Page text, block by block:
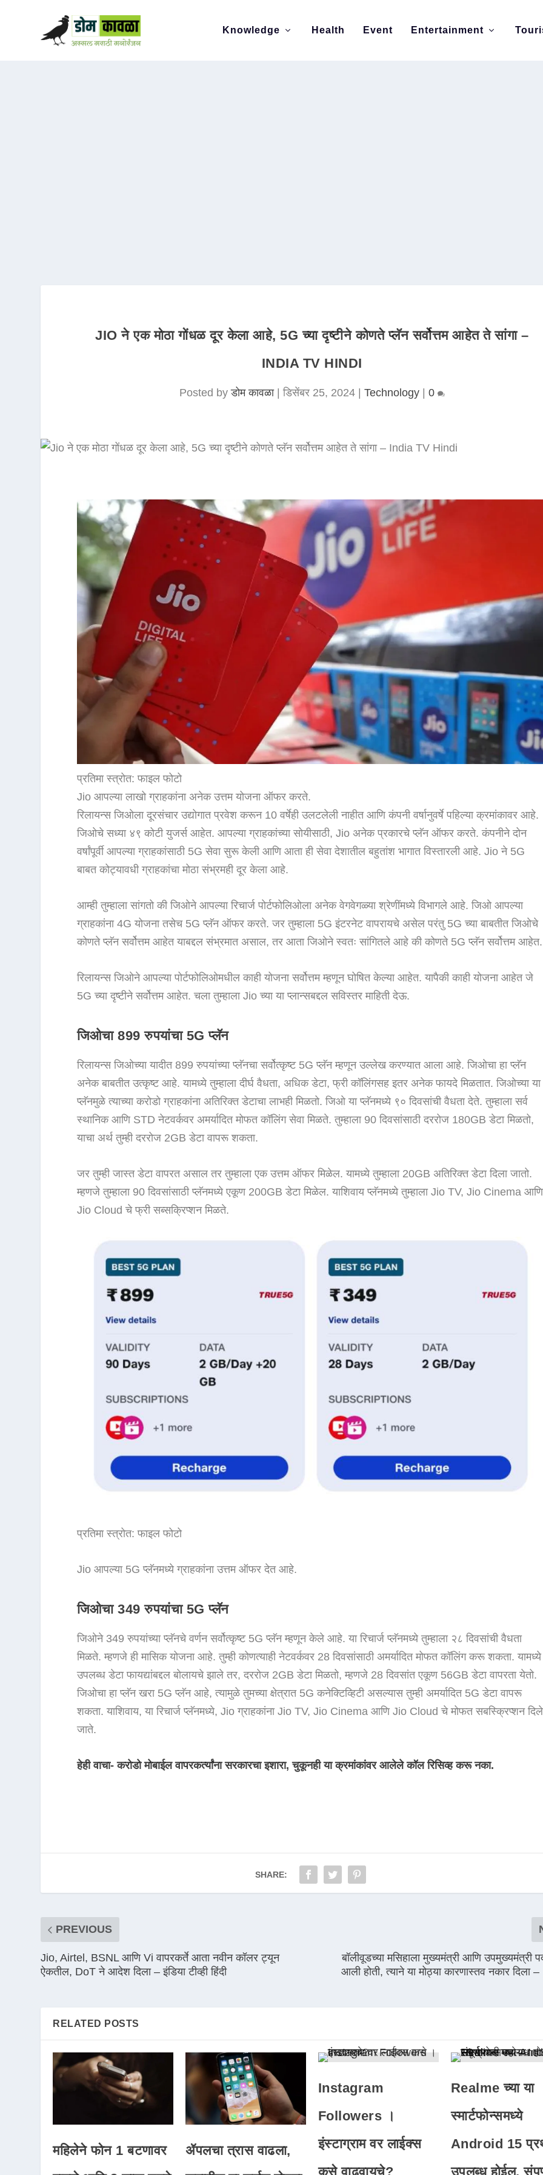
Knowledge Health Event Entertainment
JIO ने एक मोठा गोंधळ दूर केला आहे, 5G च्या दृष्टीने कोणते प्लॅन सर्वोत्तम आहेत ते सांगा –
INDIA TV HINDI
Posted byडोम कावळा|डिसेंबर 25, 2024| Technology| 0
प्रतिमा स्त्रोत: फाइल फोटो
Jio आपल्या लाखो ग्राहकांना अनेक उत्तम योजना ऑफर करते.
रिलायन्स जिओला दूरसंचार उद्योगात प्रवेश करून 10 वर्षेही उलटलेली नाहीत आणि कंपनी वर्षानुवर्षे पहिल्या क्रमांकावर आहे.
जिओचे सध्या ४९ कोटी युजर्स आहेत. आपल्या ग्राहकांच्या सोयीसाठी, Jio अनेक प्रकारचे प्लॅन ऑफर करते. कंपनीने दोन
वर्षांपूर्वी आपल्या ग्राहकांसाठी 5G सेवा सुरू केली आणि आता ही सेवा देशातील बहुतांश भागात विस्तारली आहे. Jio ने 5G
बाबत कोट्यावधी ग्राहकांचा मोठा संभ्रमही दूर केला आहे.
आम्ही तुम्हाला सांगतो की जिओने आपल्या रिचार्ज पोर्टफोलिओला अनेक वेगवेगळ्या श्रेणींमध्ये विभागले आहे. जिओ आपल्या
ग्राहकांना 4G योजना तसेच 5G प्लॅन ऑफर करते. जर तुम्हाला 5G इंटरनेट वापरायचे असेल परंतु 5G च्या बाबतीत जिओचे
कोणते प्लॅन सर्वोत्तम आहेत याबद्दल संभ्रमात असाल, तर आता जिओने स्वतः सांगितले आहे की कोणते 5G प्लॅन सर्वोत्तम आहेत.
रिलायन्स जिओने आपल्या पोर्टफोलिओमधील काही योजना सर्वोत्तम म्हणून घोषित केल्या आहेत. यापैकी काही योजना आहेत जे
5G च्या दृष्टीने सर्वोत्तम आहेत. चला तुम्हाला Jio च्या या प्लान्सबद्दल सविस्तर माहिती देऊ.
जिओचा 899 रुपयांचा 5G प्लॅन
रिलायन्स जिओच्या यादीत 899 रुपयांच्या प्लॅनचा सर्वोत्कृष्ट 5G प्लॅन म्हणून उल्लेख करण्यात आला आहे. जिओचा हा प्लॅन
अनेक बाबतीत उत्कृष्ट आहे. यामध्ये तुम्हाला दीर्घ वैधता, अधिक डेटा, फ्री कॉलिंगसह इतर अनेक फायदे मिळतात. जिओच्या या
प्लॅनमुळे त्याच्या करोडो ग्राहकांना अतिरिक्त डेटाचा लाभही मिळतो. जिओ या प्लॅनमध्ये ९० दिवसांची वैधता देते. तुम्हाला सर्व
स्थानिक आणि STD नेटवर्कवर अमर्यादित मोफत कॉलिंग सेवा मिळते. तुम्हाला 90 दिवसांसाठी दररोज 180GB डेटा मिळतो,
याचा अर्थ तुम्ही दररोज 2GB डेटा वापरू शकता.
जर तुम्ही जास्त डेटा वापरत असाल तर तुम्हाला एक उत्तम ऑफर मिळेल. यामध्ये तुम्हाला 20GB अतिरिक्त डेटा दिला जातो.
म्हणजे तुम्हाला 90 दिवसांसाठी प्लॅनमध्ये एकूण 200GB डेटा मिळेल. याशिवाय प्लॅनमध्ये तुम्हाला Jio TV, Jio Cinema आणि
Jio Cloud चे फ्री सब्सक्रिप्शन मिळते.
प्रतिमा स्त्रोत: फाइल फोटो
Jio आपल्या 5G प्लॅनमध्ये ग्राहकांना उत्तम ऑफर देत आहे.
जिओचा 349 रुपयांचा 5G प्लॅन
जिओने 349 रुपयांच्या प्लॅनचे वर्णन सर्वोत्कृष्ट 5G प्लॅन म्हणून केले आहे. या रिचार्ज प्लॅनमध्ये तुम्हाला २८ दिवसांची वैधता
मिळते. म्हणजे ही मासिक योजना आहे. तुम्ही कोणत्याही नेटवर्कवर 28 दिवसांसाठी अमर्यादित मोफत कॉलिंग करू शकता. यामध्ये
उपलब्ध डेटा फायद्यांबद्दल बोलायचे झाले तर, दररोज 2GB डेटा मिळतो, म्हणजे 28 दिवसांत एकूण 56GB डेटा वापरता येतो.
जिओचा हा प्लॅन खरा 5G प्लॅन आहे, त्यामुळे तुमच्या क्षेत्रात 5G कनेक्टिव्हिटी असल्यास तुम्ही अमर्यादित 5G डेटा वापरू
शकता. याशिवाय, या रिचार्ज प्लॅनमध्ये, Jio ग्राहकांना Jio TV, Jio Cinema आणि Jio Cloud चे मोफत सबस्क्रिप्शन दिले
जाते.
हेही वाचा- करोडो मोबाईल वापरकर्त्यांना सरकारचा इशारा, चुकूनही या क्रमांकांवर आलेले कॉल रिसिव्ह करू नका.
SHARE:
PREVIOUS
Jio, Airtel, BSNL आणि Vi वापरकर्ते आता नवीन कॉलर ट्यून
ऐकतील, DoT ने आदेश दिला – इंडिया टीव्ही हिंदी
बॉलीवूडच्या मसिहाला मुख्यमंत्री आणि उपमुख्यमंत्री
आली होती, त्याने या मोठ्या कारणास्तव नकार दिला
RELATED POSTS
महिलेने फोन 1 बटणावर
ॲपलचा त्रास वाढला,
Instagram
Followers ।
इंस्टाग्राम वर लाईक्स
कसे वाढवायचे?
Realme च्या या
स्मार्टफोन्समध्ये
Android 15
उपलब्ध होईल,